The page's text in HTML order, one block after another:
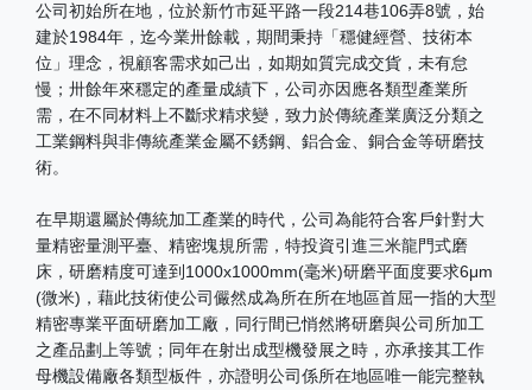
公司初始所在地，位於新竹市延平路一段214巷106弄8號，始
建於1984年，迄今業卅餘載，期間秉持「穩健經營、技術本
位」理念，視顧客需求如己出，如期如質完成交貨，未有怠
慢；卅餘年來穩定的產量成績下，公司亦因應各類型產業所
需，在不同材料上不斷求精求變，致力於傳統產業廣泛分類之
工業鋼料與非傳統產業金屬不銹鋼、鋁合金、銅合金等研磨技
術。
在早期還屬於傳統加工產業的時代，公司為能符合客戶針對大
量精密量測平臺、精密塊規所需，特投資引進三米龍門式磨
床，研磨精度可達到1000x1000mm(毫米)研磨平面度要求6μm
(微米)，藉此技術使公司儼然成為所在所在地區首屈一指的大型
精密專業平面研磨加工廠，同行間已悄然將研磨與公司所加工
之產品劃上等號；同年在射出成型機發展之時，亦承接其工作
母機設備廠各類型板件，亦證明公司係所在地區唯一能完整執